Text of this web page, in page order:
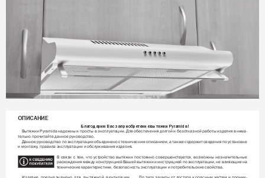
ОПИСАНИЕ
Благодарим Вас за приобретение вытяжки Pyramida!
Вытяжки Pyramida надежны и просты в эксплуатации. Для обеспечения долгой и безотказной работы изделия внима-
тельно прочитайте данное руководство.
Данное руководство по эксплуатации объединено с техническим описанием, а также содержит сведения по установке
и монтажу, правила эксплуатации и обслуживания изделия.
В связи с тем, что устройство вытяжки постоянно совершенствуется, возможны незначительные
расхождения между конструкцией Вашей вытяжки и инструкцией по эксплуатации, не влияющие на
технические характеристики, безопасность эксплуатации и потребительские свойства.